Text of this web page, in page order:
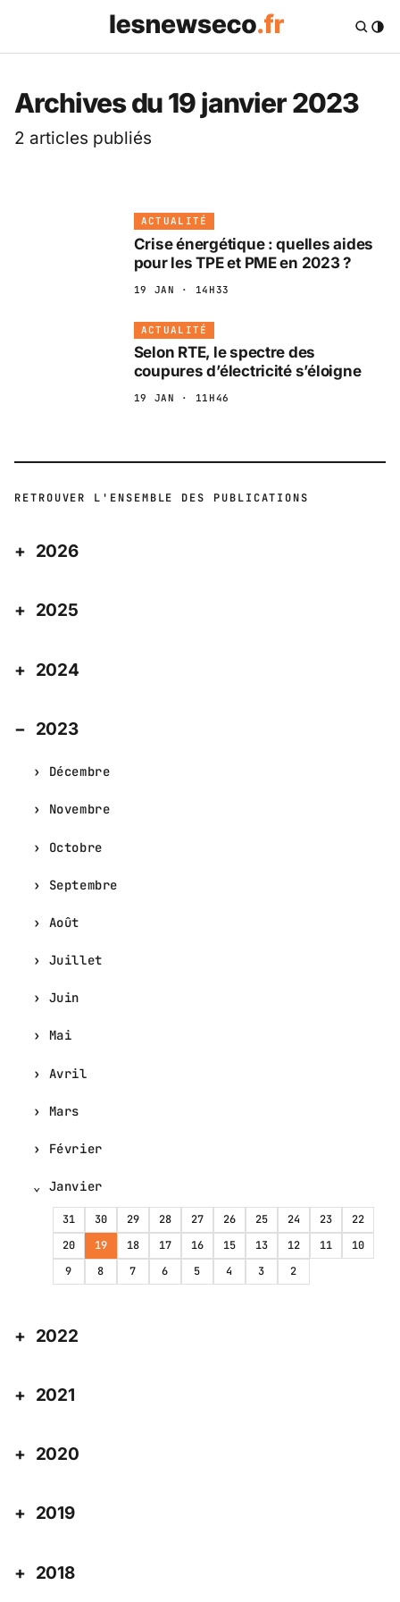
Les News Eco .fr —
Archives du 19 janvier 2023
2 articles publiés
ACTUALITÉ
Crise énergétique : quelles aides
pour les TPE et PME en 2023 ?
19 JAN · 14H33
ACTUALITÉ
Selon RTE, le spectre des
coupures d’électricité s’éloigne
19 JAN · 11H46
RETROUVER L'ENSEMBLE DES PUBLICATIONS
2026
2025
2024
2023
Décembre
Novembre
Octobre
Septembre
Août
Juillet
Juin
Mai
Avril
Mars
Février
Janvier
31 30 29 28 27 26 25 24 23
22
20
19 18 17 16 15 13 12 11
10
9
8 7 6 5 4 3 2
2022
2021
2020
2019
2018